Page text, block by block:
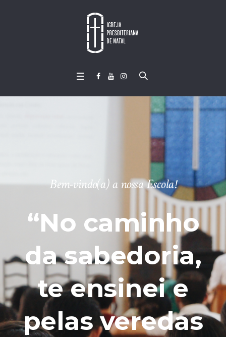
Bem-vindo(a) a nossa Escola!
“No caminho
da sabedoria,
te ensinei e
pelas veredas